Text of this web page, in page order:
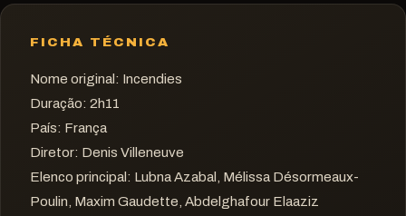
FICHA TÉCNICA
Nome original: Incendies
Duração: 2h11
País: França
Diretor: Denis Villeneuve
Elenco principal: Lubna Azabal, Mélissa Désormeaux-
Poulin, Maxim Gaudette, Abdelghafour Elaaziz